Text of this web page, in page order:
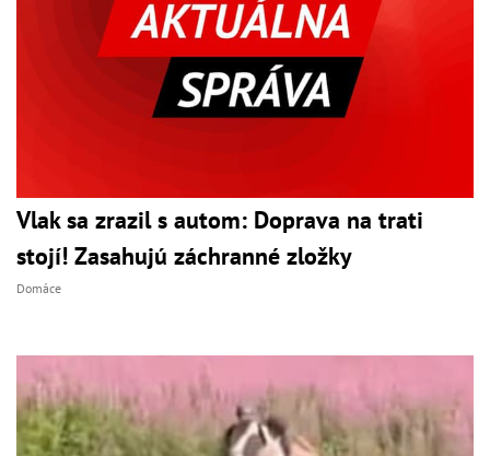
Vlak sa zrazil s autom: Doprava na trati
stojí! Zasahujú záchranné zložky
Domáce